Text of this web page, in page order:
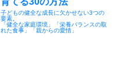
子どもの健全な成長に欠かせない3つの
要素。
「健全な家庭環境」「栄養バランスの取
れた食事」「親からの愛情」